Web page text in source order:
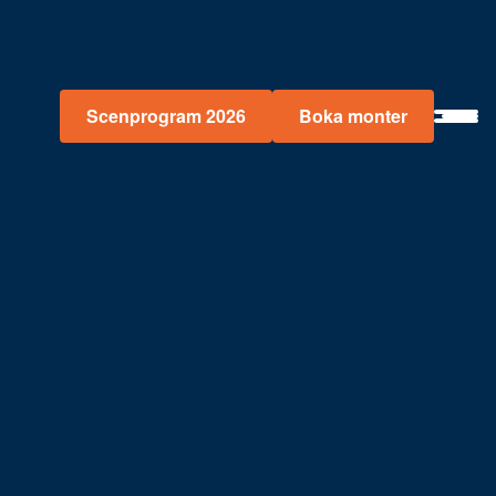
Scenprogram 2026 Boka monter